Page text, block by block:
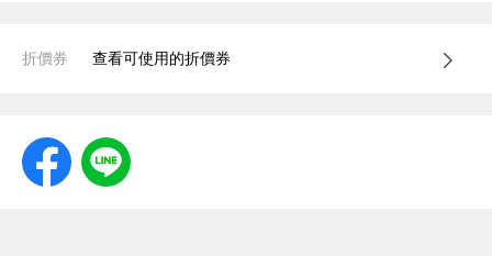
折價券 查看可使用的折價券